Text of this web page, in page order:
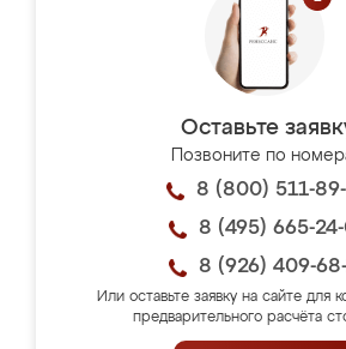
Оставьте
Позвоните по
8 (800) 511-
8 (495) 665-
8 (926) 409-
Или оставьте заявку на сайте для
предварительного расчёта